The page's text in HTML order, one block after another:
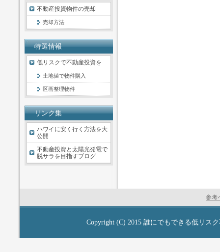
不動産投資物件の売却
売却方法
特選情報
低リスクで不動産投資を
土地値で物件購入
区画整理物件
リンク集
ハワイに安く行く方法を大
公開
不動産投資と太陽光発電で
脱サラを目指すブログ
参考
Copyright (C) 2015 誰にでもできる低リス